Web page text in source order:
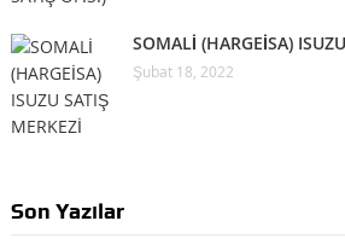
SOMALİ (HARGEİSA)
Şubat 18, 2022
Son Yazılar